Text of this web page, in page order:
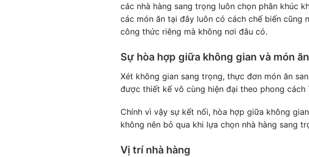
các nhà hàng sang trọng luôn chọn phân khúc
các món ăn tại đây luôn có cách chế biến
công thức riêng mà không nơi đâu có.
Sự hòa hợp giữa không gian và món ăn
Xét không gian sang trọng, thực đơn món ăn
được thiết kế vô cùng hiện đại theo phong
Chính vì vậy sự kết nối, hòa hợp giữa không
không nên bỏ qua khi lựa chọn nhà hàng sang
Vị trí nhà hàng